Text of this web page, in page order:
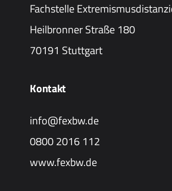
Fachstelle
Heilbronner Straße 180
70191 Stuttgart
Kontakt
info@fexbw.de
0800 2016 112
www.fexbw.de